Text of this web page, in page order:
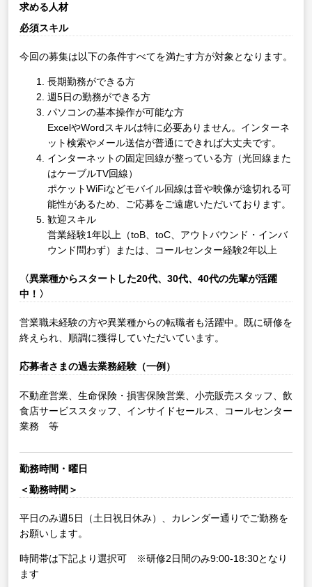
求める人材
必須スキル
今回の募集は以下の条件すべてを満たす方が対象となります。
長期勤務ができる方
週5日の勤務ができる方
パソコンの基本操作が可能な方
ExcelやWordスキルは特に必要ありません。インターネ
ット検索やメール送信が普通にできれば大丈夫です。
インターネットの固定回線が整っている方（光回線また
はケーブルTV回線）
ポケットWiFiなどモバイル回線は音や映像が途切れる可
能性があるため、ご応募をご遠慮いただいております。
歓迎スキル
営業経験1年以上（toB、toC、アウトバウンド・インバ
ウンド問わず）または、コールセンター経験2年以上
〈異業種からスタートした20代、30代、40代の先輩が活躍
中！〉
営業職未経験の方や異業種からの転職者も活躍中。既に研修を
終えられ、順調に獲得していただいています。
応募者さまの過去業務経験（一例）
不動産営業、生命保険・損害保険営業、小売販売スタッフ、飲
食店サービススタッフ、インサイドセールス、コールセンター
業務 等
勤務時間・曜日
＜勤務時間＞
平日のみ週5日（土日祝日休み）、カレンダー通りでご勤務を
お願いします。
時間帯は下記より選択可 ※研修2日間のみ9:00-18:30となり
ます